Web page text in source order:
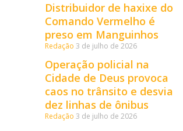
Distribuidor de haxixe do
Comando Vermelho é
preso em Manguinhos
Redação 3 de julho de 2026
Operação policial na
Cidade de Deus provoca
caos no trânsito e desvia
dez linhas de ônibus
Redação 3 de julho de 2026